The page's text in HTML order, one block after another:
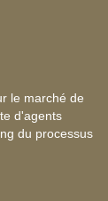
le marché de
d'agents
du processus